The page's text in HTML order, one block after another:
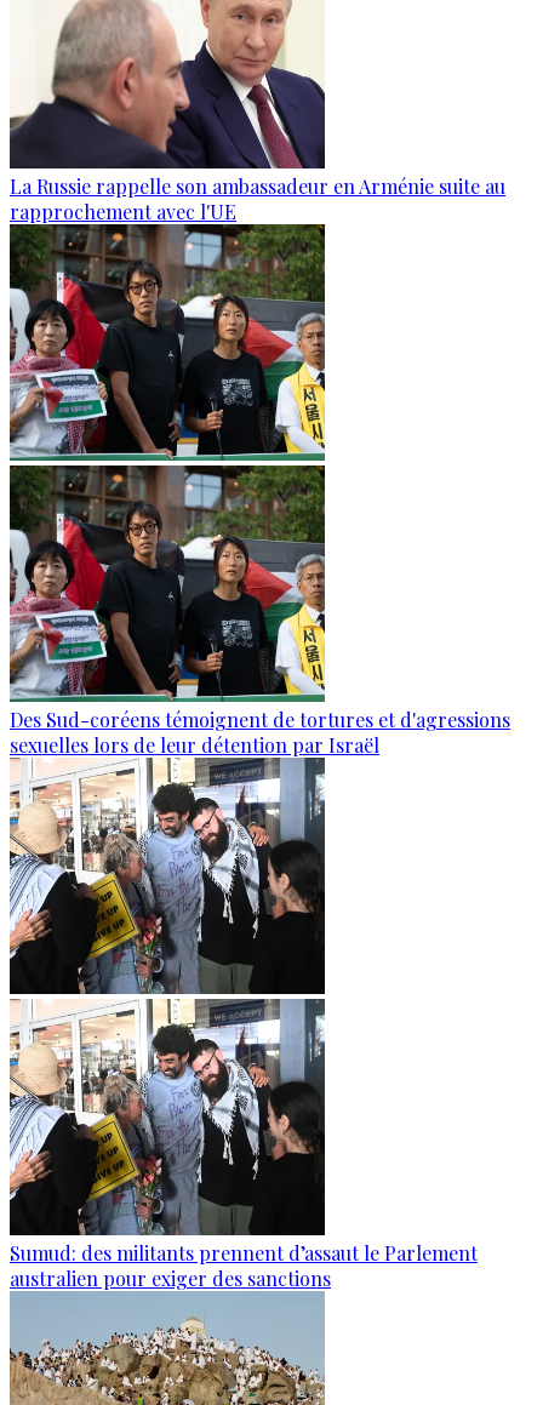
La Russie rappelle son ambassadeur en Arménie suite au
rapprochement avec l'UE
Des Sud-coréens témoignent de tortures et d'agressions
sexuelles lors de leur détention par Israël
Sumud: des militants prennent d’assaut le Parlement
australien pour exiger des sanctions